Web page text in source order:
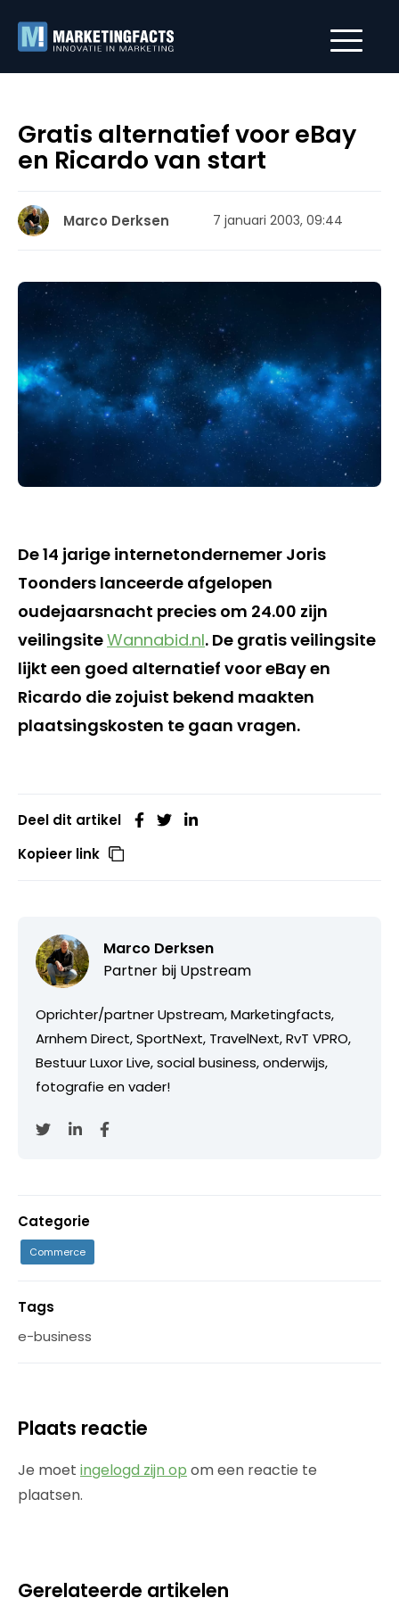
Gratis alternatief voor eBay
en Ricardo van start
Marco Derksen 7 januari 2003, 09:44
De 14 jarige internetondernemer Joris
Toonders lanceerde afgelopen
oudejaarsnacht precies om 24.00 zijn
veilingsiteWannabid.nl. De gratis veilingsite
lijkt een goed alternatief voor eBay en
Ricardo die zojuist bekend maakten
plaatsingskosten te gaan vragen.
Deel dit artikel
Kopieer link
Marco Derksen
Partner bij Upstream
Oprichter/partner Upstream, Marketingfacts,
Arnhem Direct, SportNext, TravelNext, RvT VPRO,
Bestuur Luxor Live, social business, onderwijs,
fotografie en vader!
Categorie
Commerce
Tags
e-business
Plaats reactie
Je moet ingelogd zijn op om een reactie te
plaatsen.
Gerelateerde artikelen